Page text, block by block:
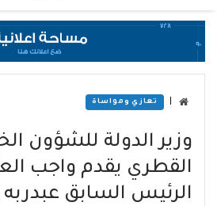
تعازي ومواساة
وزير الدولة للشؤون
القطري يقدم واجب
الرئيس السابق